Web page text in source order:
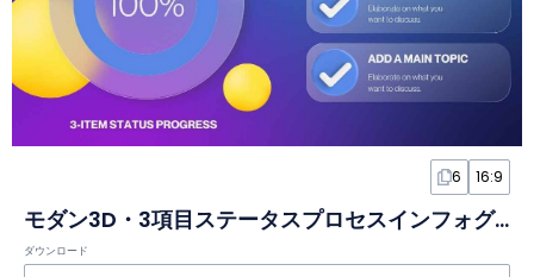
6 16:9
モダン3D・3項目ステータスプロセスインフォグラフィック
ダウンロード